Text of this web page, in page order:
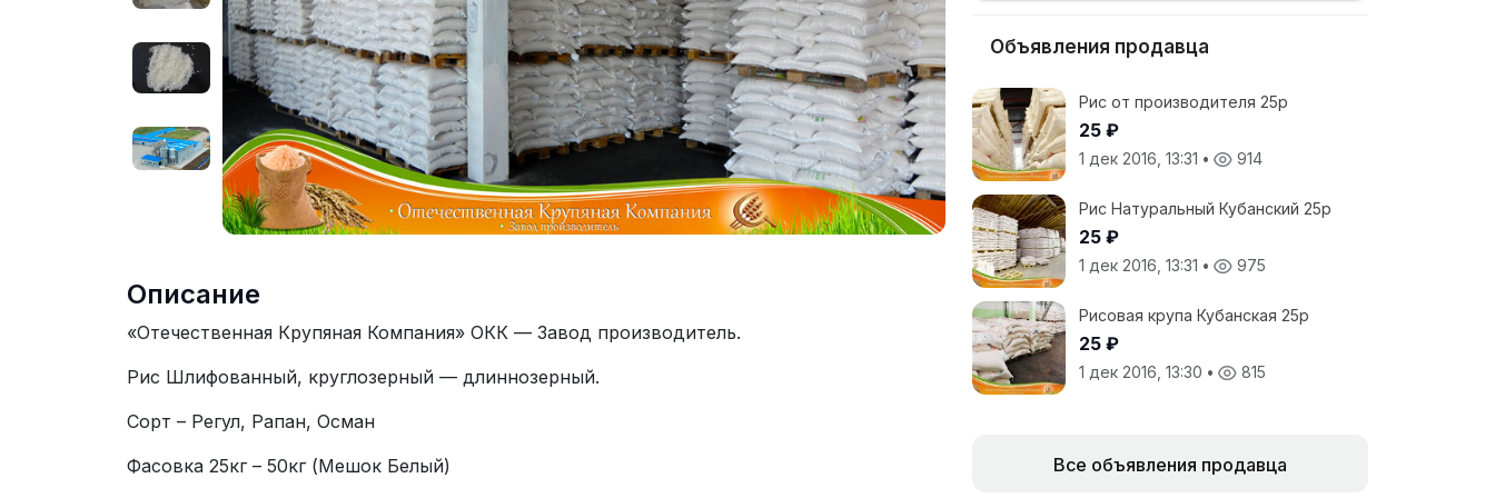
Описание
«Отечественная Крупяная Компания» ОКК — Завод производитель.
Рис Шлифованный, круглозерный — длиннозерный.
Сорт – Регул, Рапан, Осман
Фасовка 25кг – 50кг (Мешок Белый)
Объявления продавца
Рис от производителя 25р
25 ₽
1 дек 2016, 13:31 • 914
Рис Натуральный Кубанский 25р
25 ₽
1 дек 2016, 13:31 • 975
Рисовая крупа Кубанская 25р
25 ₽
1 дек 2016, 13:30 • 815
Все объявления продавца